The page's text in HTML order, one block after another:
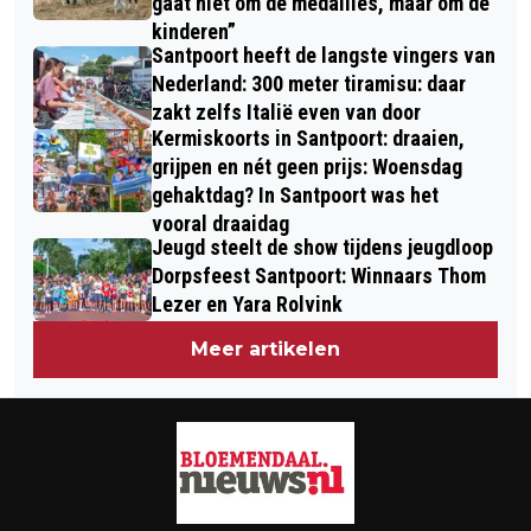
kinderen”
Santpoort heeft de langste vingers van
Nederland: 300 meter tiramisu: daar
zakt zelfs Italië even van door
Kermiskoorts in Santpoort: draaien,
grijpen en nét geen prijs: Woensdag
gehaktdag? In Santpoort was het
vooral draaidag
Jeugd steelt de show tijdens jeugdloop
Dorpsfeest Santpoort: Winnaars Thom
Lezer en Yara Rolvink
Meer artikelen